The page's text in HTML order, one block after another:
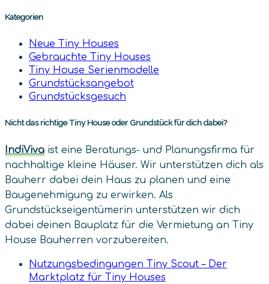
Kategorien
Neue Tiny Houses
Gebrauchte Tiny Houses
Tiny House Serienmodelle
Grundstücksangebot
Grundstücksgesuch
Nicht das richtige Tiny House oder Grundstück für dich dabei?
IndiViva ist eine Beratungs- und Planungsfirma für
nachhaltige kleine Häuser. Wir unterstützen dich als
Bauherr dabei dein Haus zu planen und eine
Baugenehmigung zu erwirken. Als
Grundstückseigentümerin unterstützen wir dich
dabei deinen Bauplatz für die Vermietung an Tiny
House Bauherren vorzubereiten.
Nutzungsbedingungen Tiny Scout – Der
Marktplatz für Tiny Houses